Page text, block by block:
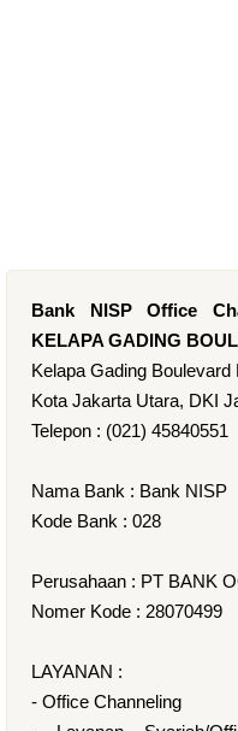
Bank NISP Office
KELAPA GADING
Kelapa Gading
Kota Jakarta Utara, DKI
Telepon : (021) 45840551
Nama Bank : Bank NISP
Kode Bank : 028
Perusahaan : PT BANK
Nomer Kode : 28070499
LAYANAN :
- Office Channeling